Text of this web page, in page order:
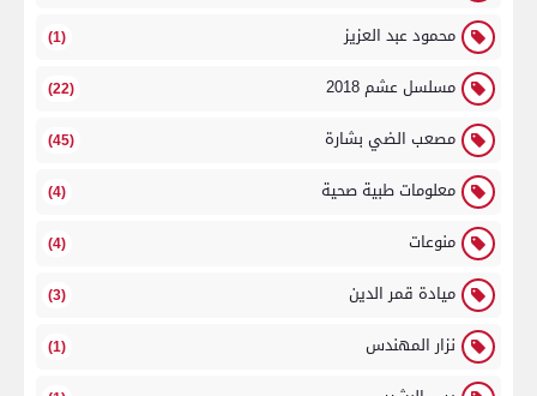
محمود عبد العزيز (1)
مسلسل عشم 2018 (22)
مصعب الضي بشارة (45)
معلومات طبية صحية (4)
منوعات (4)
ميادة قمر الدين (3)
نزار المهندس (1)